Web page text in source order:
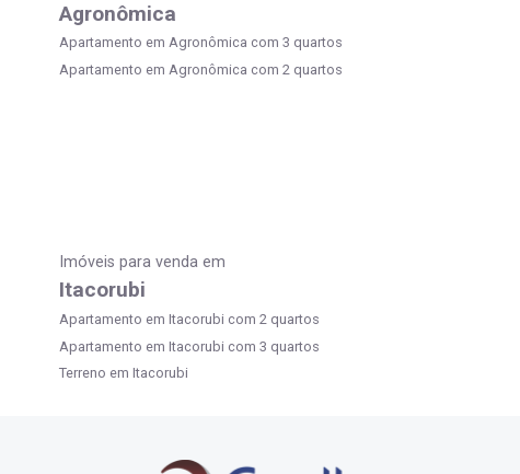
Agronômica
Apartamento em Agronômica com 3 quartos
Apartamento em Agronômica com 2 quartos
Imóveis para venda em
Itacorubi
Apartamento em Itacorubi com 2 quartos
Apartamento em Itacorubi com 3 quartos
Terreno em Itacorubi